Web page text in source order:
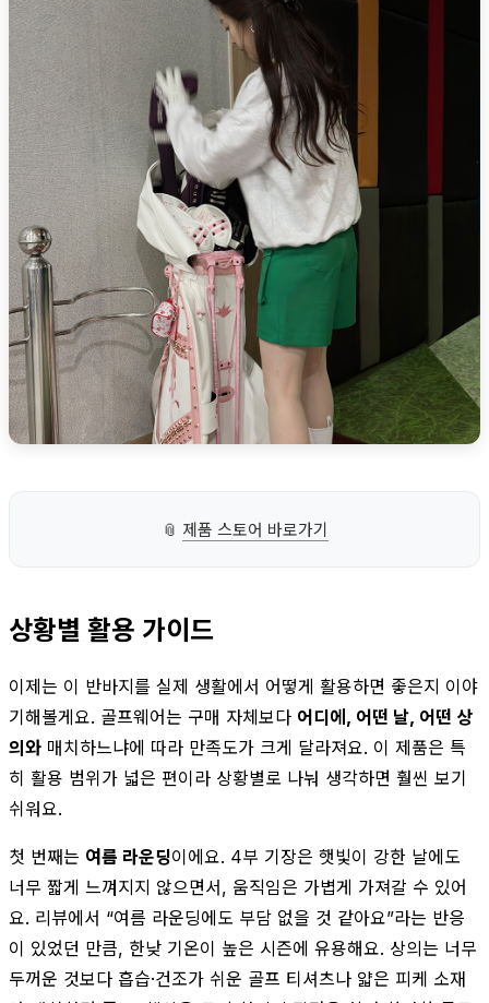
📎 제품 스토어 바로가기
상황별 활용 가이드
이제는 이 반바지를 실제 생활에서 어떻게 활용하면 좋은지 이야
기해볼게요. 골프웨어는 구매 자체보다 어디에, 어떤 날, 어떤 상
의와 매치하느냐에 따라 만족도가 크게 달라져요. 이 제품은 특
히 활용 범위가 넓은 편이라 상황별로 나눠 생각하면 훨씬 보기
쉬워요.
첫 번째는 여름 라운딩이에요. 4부 기장은 햇빛이 강한 날에도
너무 짧게 느껴지지 않으면서, 움직임은 가볍게 가져갈 수 있어
요. 리뷰에서 “여름 라운딩에도 부담 없을 것 같아요”라는 반응
이 있었던 만큼, 한낮 기온이 높은 시즌에 유용해요. 상의는 너무
두꺼운 것보다 흡습·건조가 쉬운 골프 티셔츠나 얇은 피케 소재